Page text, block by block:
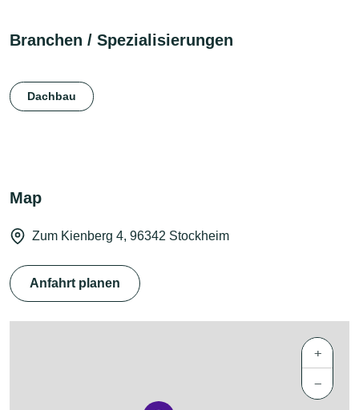
Branchen / Spezialisierungen
Dachbau
Map
Zum Kienberg 4, 96342 Stockheim
Anfahrt planen
+
−